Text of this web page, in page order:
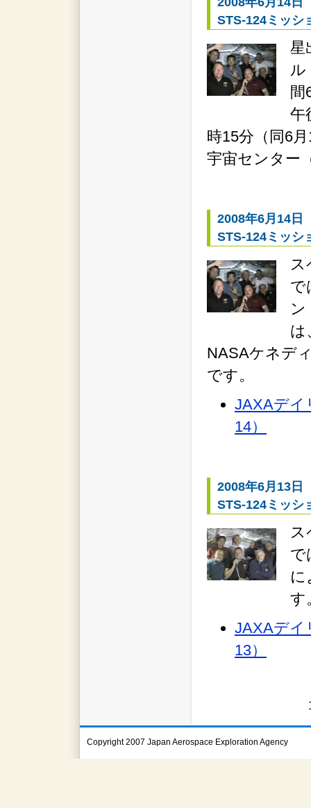
STS-124ミッシ
星
ル
間
午
時15分（同6
宇宙センター
2008年6月14日
STS-124ミッシ
ス
で
は
NASAケネデ
です。
JAXAデイ
14）
2008年6月13日
STS-124ミッシ
ス
で
に
す
JAXAデイ
13）
Copyright 2007 Japan Aerospace Exploration Agency